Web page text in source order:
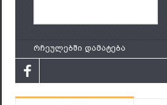
რჩეულებში დამატება